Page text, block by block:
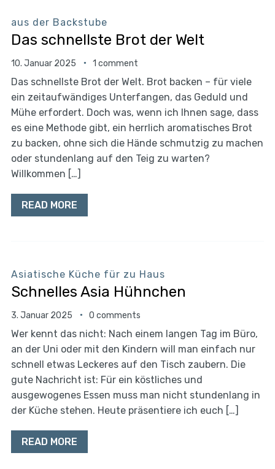
aus der Backstube
Das schnellste Brot der Welt
10. Januar 2025 1 comment
Das schnellste Brot der Welt. Brot backen – für viele
ein zeitaufwändiges Unterfangen, das Geduld und
Mühe erfordert. Doch was, wenn ich Ihnen sage, dass
es eine Methode gibt, ein herrlich aromatisches Brot
zu backen, ohne sich die Hände schmutzig zu machen
oder stundenlang auf den Teig zu warten?
Willkommen […]
READ MORE
Asiatische Küche für zu Haus
Schnelles Asia Hühnchen
3. Januar 2025 0 comments
Wer kennt das nicht: Nach einem langen Tag im Büro,
an der Uni oder mit den Kindern will man einfach nur
schnell etwas Leckeres auf den Tisch zaubern. Die
gute Nachricht ist: Für ein köstliches und
ausgewogenes Essen muss man nicht stundenlang in
der Küche stehen. Heute präsentiere ich euch […]
READ MORE